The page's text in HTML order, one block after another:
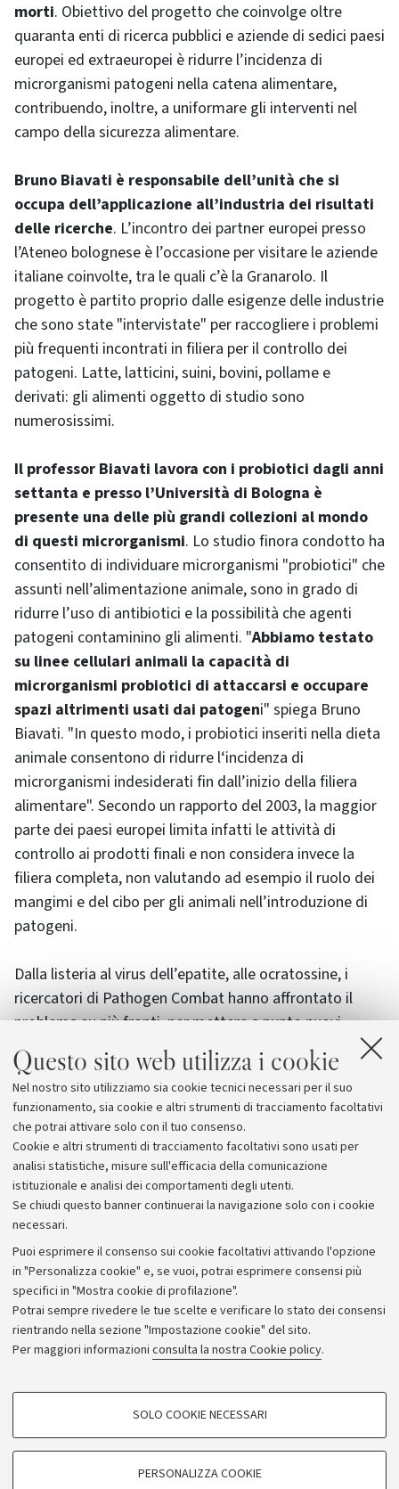
Questo sito web utilizza i cookie
Nel nostro sito utilizziamo sia cookie tecnici necessari per il suo
funzionamento, sia cookie e altri strumenti di tracciamento facoltativi
che potrai attivare solo con il tuo consenso.
Cookie e altri strumenti di tracciamento facoltativi sono usati per
analisi statistiche, misure sull'efficacia della comunicazione
istituzionale e analisi dei comportamenti degli utenti.
Se chiudi questo banner continuerai la navigazione solo con i cookie
necessari.
Puoi esprimere il consenso sui cookie facoltativi attivando l'opzione
in "Personalizza cookie" e, se vuoi, potrai esprimere consensi più
specifici in "Mostra cookie di profilazione".
Potrai sempre rivedere le tue scelte e verificare lo stato dei consensi
rientrando nella sezione "Impostazione cookie" del sito.
Per maggiori informazioni consulta la nostra Cookie policy.
COOKIE DI PROFILAZIONE - FACOLTATIVI
SOLO COOKIE NECESSARI
PERSONALIZZA COOKIE
morti. Obiettivo del progetto che coinvolge oltre
quaranta enti di ricerca pubblici e aziende di sedici paesi
europei ed extraeuropei è ridurre l’incidenza di
microrganismi patogeni nella catena alimentare,
contribuendo, inoltre, a uniformare gli interventi nel
campo della sicurezza alimentare.
Bruno Biavati è responsabile dell’unità che si
occupa dell’applicazione all’industria dei risultati
delle ricerche. L’incontro dei partner europei presso
l’Ateneo bolognese è l’occasione per visitare le aziende
italiane coinvolte, tra le quali c’è la Granarolo. Il
progetto è partito proprio dalle esigenze delle industrie
che sono state "intervistate" per raccogliere i problemi
più frequenti incontrati in filiera per il controllo dei
patogeni. Latte, latticini, suini, bovini, pollame e
derivati: gli alimenti oggetto di studio sono
numerosissimi.
Il professor Biavati lavora con i probiotici dagli anni
settanta e presso l’Università di Bologna è
presente una delle più grandi collezioni al mondo
di questi microrganismi. Lo studio finora condotto ha
consentito di individuare microrganismi "probiotici" che
assunti nell’alimentazione animale, sono in grado di
ridurre l’uso di antibiotici e la possibilità che agenti
patogeni contaminino gli alimenti. "Abbiamo testato
su linee cellulari animali la capacità di
microrganismi probiotici di attaccarsi e occupare
spazi altrimenti usati dai patogeni" spiega Bruno
Biavati. "In questo modo, i probiotici inseriti nella dieta
animale consentono di ridurre l‘incidenza di
microrganismi indesiderati fin dall’inizio della filiera
alimentare". Secondo un rapporto del 2003, la maggior
parte dei paesi europei limita infatti le attività di
controllo ai prodotti finali e non considera invece la
filiera completa, non valutando ad esempio il ruolo dei
mangimi e del cibo per gli animali nell’introduzione di
patogeni.
Dalla listeria al virus dell’epatite, alle ocratossine, i
ricercatori di Pathogen Combat hanno affrontato il
problema su più fronti, per mettere a punto nuovi
metodi efficaci e rapidi per identificare con certezza e
in modo quantitativo microrganismi e virus indesiderati
ma anche modelli matematici per il controllo dei
patogeni su tutta la filiera alimentare fino al
consumatore.Il progetto si concluderà nel 2010.
Archivio
Comunicati stampa
Redazione
Rassegna stampa
© Copyright 2026 - ALMA MATER STUDIORUM - Università di